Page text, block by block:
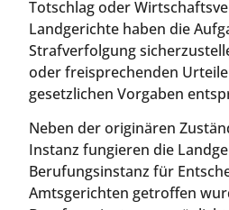
Totschlag oder
Landgerichte haben die
Strafverfolgung
oder freisprechenden
gesetzlichen Vorgaben
Neben der originären
Instanz fungieren die
Berufungsinstanz für
Amtsgerichten getroffen